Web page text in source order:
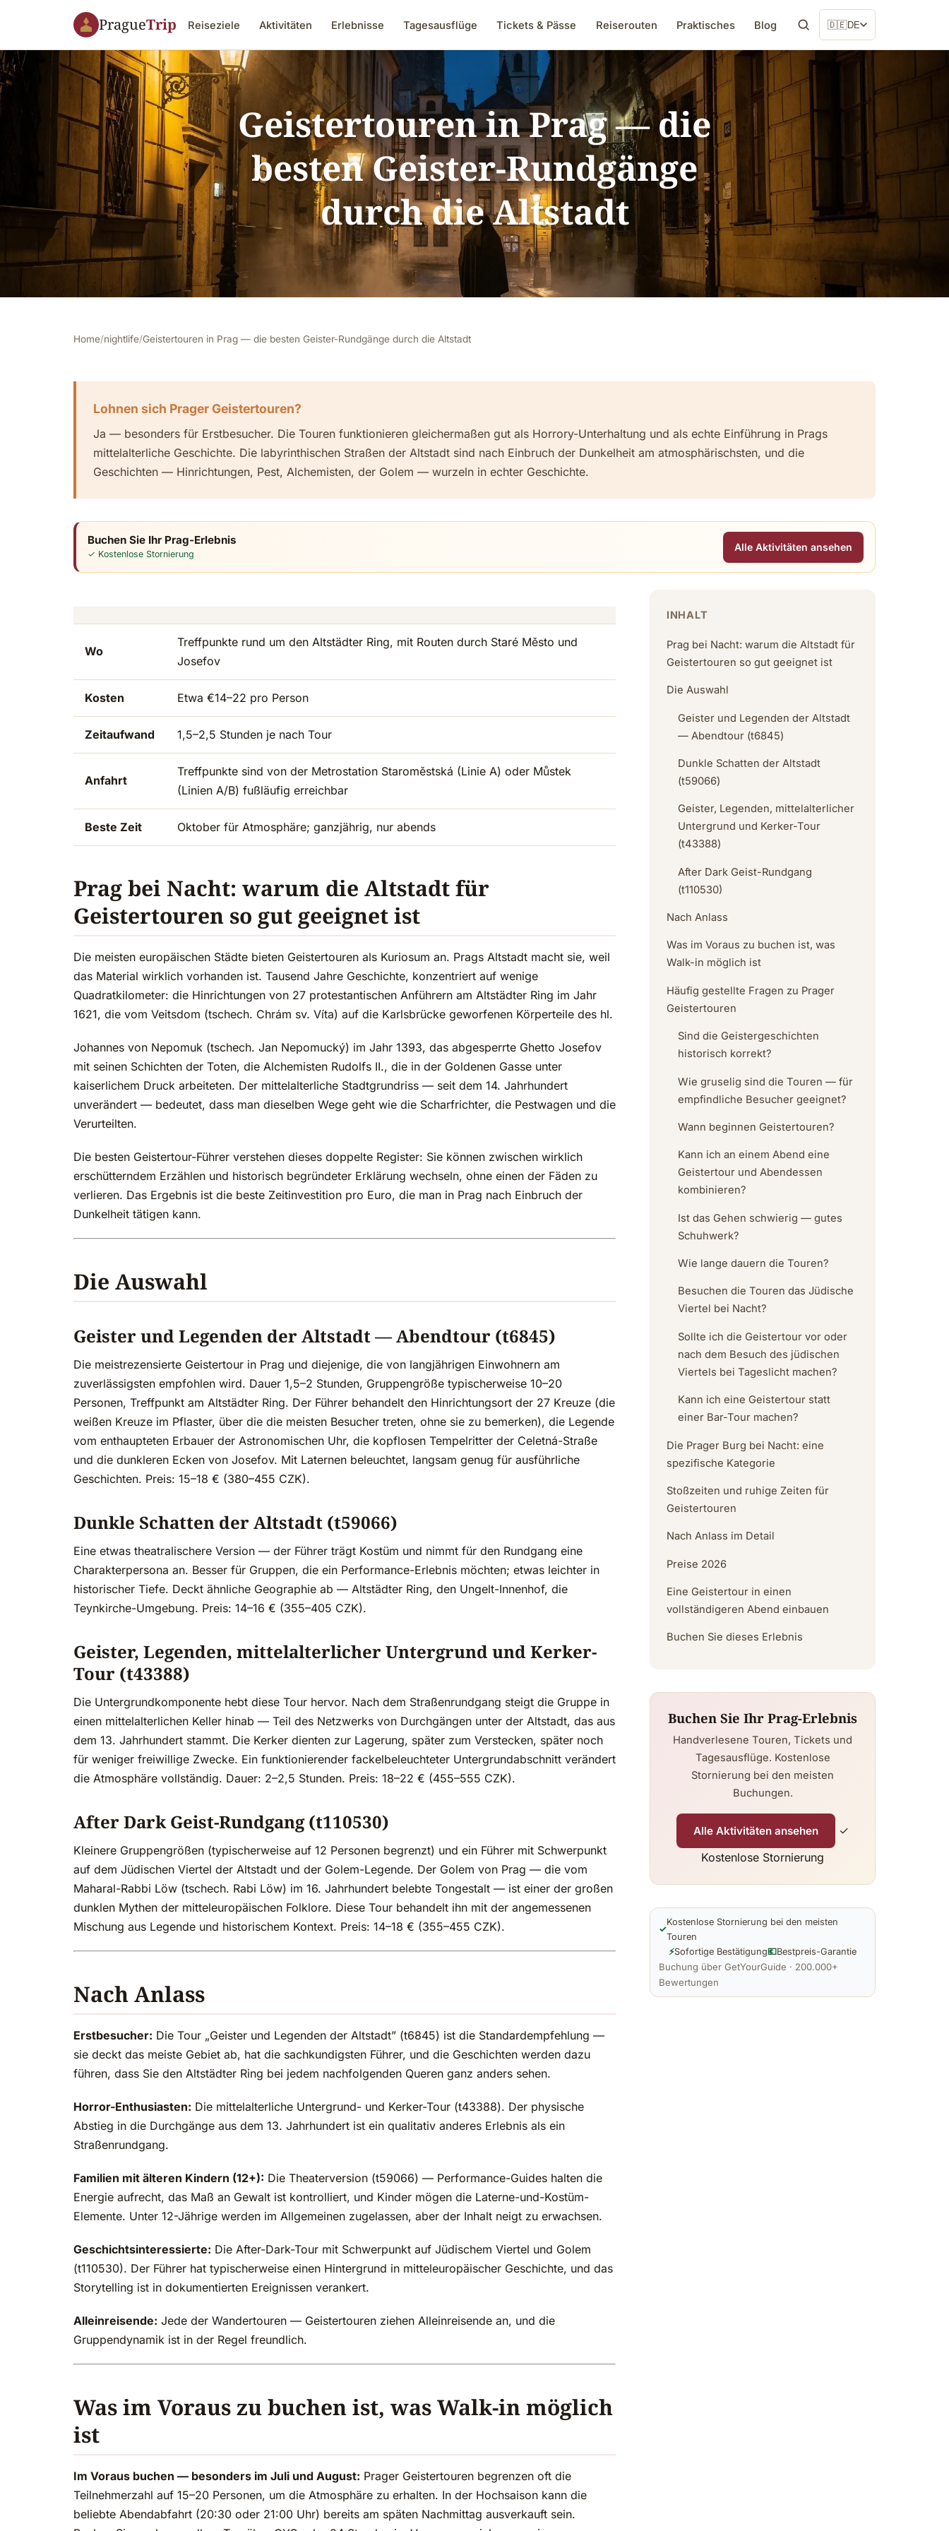
PragueTrip Reiseziele Aktivitäten Erlebnisse Tagesausflüge Tickets & Pässe Reiserouten Praktisches Blog 🇩🇪DE
Geistertouren in Prag — die
besten Geister-Rundgänge
durch die Altstadt
Home/nightlife/Geistertouren in Prag — die besten Geister-Rundgänge durch die Altstadt
Lohnen sich Prager Geistertouren?
Ja — besonders für Erstbesucher. Die Touren funktionieren gleichermaßen gut als Horrory-Unterhaltung und als echte Einführung in Prags
mittelalterliche Geschichte. Die labyrinthischen Straßen der Altstadt sind nach Einbruch der Dunkelheit am atmosphärischsten, und die
Geschichten — Hinrichtungen, Pest, Alchemisten, der Golem — wurzeln in echter Geschichte.
Buchen Sie Ihr Prag-Erlebnis
✓ Kostenlose Stornierung
Alle Aktivitäten ansehen
Wo
Treffpunkte rund um den Altstädter Ring, mit Routen durch Staré Město und
Josefov
Kosten Etwa €14–22 pro Person
Zeitaufwand 1,5–2,5 Stunden je nach Tour
Anfahrt
Treffpunkte sind von der Metrostation Staroměstská (Linie A) oder Můstek
(Linien A/B) fußläufig erreichbar
Beste Zeit Oktober für Atmosphäre; ganzjährig, nur abends
Prag bei Nacht: warum die Altstadt für
Geistertouren so gut geeignet ist
Die meisten europäischen Städte bieten Geistertouren als Kuriosum an. Prags Altstadt macht sie, weil
das Material wirklich vorhanden ist. Tausend Jahre Geschichte, konzentriert auf wenige
Quadratkilometer: die Hinrichtungen von 27 protestantischen Anführern am Altstädter Ring im Jahr
1621, die vom Veitsdom (tschech. Chrám sv. Víta) auf die Karlsbrücke geworfenen Körperteile des hl.
Johannes von Nepomuk (tschech. Jan Nepomucký) im Jahr 1393, das abgesperrte Ghetto Josefov
mit seinen Schichten der Toten, die Alchemisten Rudolfs II., die in der Goldenen Gasse unter
kaiserlichem Druck arbeiteten. Der mittelalterliche Stadtgrundriss — seit dem 14. Jahrhundert
unverändert — bedeutet, dass man dieselben Wege geht wie die Scharfrichter, die Pestwagen und die
Verurteilten.
Die besten Geistertour-Führer verstehen dieses doppelte Register: Sie können zwischen wirklich
erschütterndem Erzählen und historisch begründeter Erklärung wechseln, ohne einen der Fäden zu
verlieren. Das Ergebnis ist die beste Zeitinvestition pro Euro, die man in Prag nach Einbruch der
Dunkelheit tätigen kann.
Die Auswahl
Geister und Legenden der Altstadt — Abendtour (t6845)
Die meistrezensierte Geistertour in Prag und diejenige, die von langjährigen Einwohnern am
zuverlässigsten empfohlen wird. Dauer 1,5–2 Stunden, Gruppengröße typischerweise 10–20
Personen, Treffpunkt am Altstädter Ring. Der Führer behandelt den Hinrichtungsort der 27 Kreuze (die
weißen Kreuze im Pflaster, über die die meisten Besucher treten, ohne sie zu bemerken), die Legende
vom enthaupteten Erbauer der Astronomischen Uhr, die kopflosen Tempelritter der Celetná-Straße
und die dunkleren Ecken von Josefov. Mit Laternen beleuchtet, langsam genug für ausführliche
Geschichten. Preis: 15–18 € (380–455 CZK).
Dunkle Schatten der Altstadt (t59066)
Eine etwas theatralischere Version — der Führer trägt Kostüm und nimmt für den Rundgang eine
Charakterpersona an. Besser für Gruppen, die ein Performance-Erlebnis möchten; etwas leichter in
historischer Tiefe. Deckt ähnliche Geographie ab — Altstädter Ring, den Ungelt-Innenhof, die
Teynkirche-Umgebung. Preis: 14–16 € (355–405 CZK).
Geister, Legenden, mittelalterlicher Untergrund und Kerker-
Tour (t43388)
Die Untergrundkomponente hebt diese Tour hervor. Nach dem Straßenrundgang steigt die Gruppe in
einen mittelalterlichen Keller hinab — Teil des Netzwerks von Durchgängen unter der Altstadt, das aus
dem 13. Jahrhundert stammt. Die Kerker dienten zur Lagerung, später zum Verstecken, später noch
für weniger freiwillige Zwecke. Ein funktionierender fackelbeleuchteter Untergrundabschnitt verändert
die Atmosphäre vollständig. Dauer: 2–2,5 Stunden. Preis: 18–22 € (455–555 CZK).
After Dark Geist-Rundgang (t110530)
Kleinere Gruppengrößen (typischerweise auf 12 Personen begrenzt) und ein Führer mit Schwerpunkt
auf dem Jüdischen Viertel der Altstadt und der Golem-Legende. Der Golem von Prag — die vom
Maharal-Rabbi Löw (tschech. Rabi Löw) im 16. Jahrhundert belebte Tongestalt — ist einer der großen
dunklen Mythen der mitteleuropäischen Folklore. Diese Tour behandelt ihn mit der angemessenen
Mischung aus Legende und historischem Kontext. Preis: 14–18 € (355–455 CZK).
Nach Anlass
Erstbesucher: Die Tour „Geister und Legenden der Altstadt” (t6845) ist die Standardempfehlung —
sie deckt das meiste Gebiet ab, hat die sachkundigsten Führer, und die Geschichten werden dazu
führen, dass Sie den Altstädter Ring bei jedem nachfolgenden Queren ganz anders sehen.
Horror-Enthusiasten: Die mittelalterliche Untergrund- und Kerker-Tour (t43388). Der physische
Abstieg in die Durchgänge aus dem 13. Jahrhundert ist ein qualitativ anderes Erlebnis als ein
Straßenrundgang.
Familien mit älteren Kindern (12+): Die Theaterversion (t59066) — Performance-Guides halten die
Energie aufrecht, das Maß an Gewalt ist kontrolliert, und Kinder mögen die Laterne-und-Kostüm-
Elemente. Unter 12-Jährige werden im Allgemeinen zugelassen, aber der Inhalt neigt zu erwachsen.
Geschichtsinteressierte: Die After-Dark-Tour mit Schwerpunkt auf Jüdischem Viertel und Golem
(t110530). Der Führer hat typischerweise einen Hintergrund in mitteleuropäischer Geschichte, und das
Storytelling ist in dokumentierten Ereignissen verankert.
Alleinreisende: Jede der Wandertouren — Geistertouren ziehen Alleinreisende an, und die
Gruppendynamik ist in der Regel freundlich.
Was im Voraus zu buchen ist, was Walk-in möglich
ist
Im Voraus buchen — besonders im Juli und August: Prager Geistertouren begrenzen oft die
Teilnehmerzahl auf 15–20 Personen, um die Atmosphäre zu erhalten. In der Hochsaison kann die
beliebte Abendabfahrt (20:30 oder 21:00 Uhr) bereits am späten Nachmittag ausverkauft sein.
INHALT
Prag bei Nacht: warum die Altstadt für
Geistertouren so gut geeignet ist
Die Auswahl
Geister und Legenden der Altstadt
— Abendtour (t6845)
Dunkle Schatten der Altstadt
(t59066)
Geister, Legenden, mittelalterlicher
Untergrund und Kerker-Tour
(t43388)
After Dark Geist-Rundgang
(t110530)
Nach Anlass
Was im Voraus zu buchen ist, was
Walk-in möglich ist
Häufig gestellte Fragen zu Prager
Geistertouren
Sind die Geistergeschichten
historisch korrekt?
Wie gruselig sind die Touren — für
empfindliche Besucher geeignet?
Wann beginnen Geistertouren?
Kann ich an einem Abend eine
Geistertour und Abendessen
kombinieren?
Ist das Gehen schwierig — gutes
Schuhwerk?
Wie lange dauern die Touren?
Besuchen die Touren das Jüdische
Viertel bei Nacht?
Sollte ich die Geistertour vor oder
nach dem Besuch des jüdischen
Viertels bei Tageslicht machen?
Kann ich eine Geistertour statt
einer Bar-Tour machen?
Die Prager Burg bei Nacht: eine
spezifische Kategorie
Stoßzeiten und ruhige Zeiten für
Geistertouren
Nach Anlass im Detail
Preise 2026
Eine Geistertour in einen
vollständigeren Abend einbauen
Buchen Sie dieses Erlebnis
Buchen Sie Ihr Prag-Erlebnis
Handverlesene Touren, Tickets und
Tagesausflüge. Kostenlose
Stornierung bei den meisten
Buchungen.
Alle Aktivitäten ansehen
✓
Kostenlose Stornierung
✓
Kostenlose Stornierung bei den meisten
Touren
⚡Sofortige Bestätigung💶Bestpreis-Garantie
Buchung über GetYourGuide · 200.000+
Bewertungen